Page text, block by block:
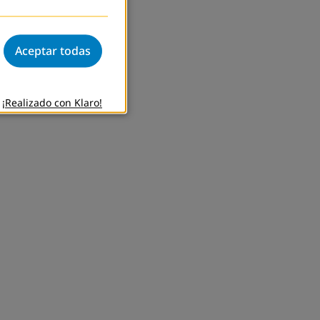
Aceptar todas
¡Realizado con Klaro!